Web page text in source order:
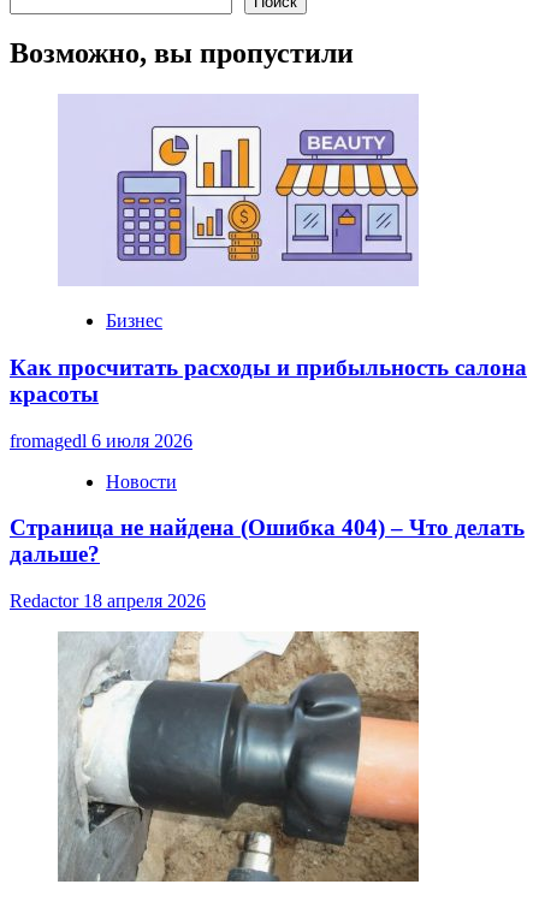
Возможно, вы пропустили
Бизнес
Как просчитать расходы и прибыльность салона
красоты
fromagedl 6 июля 2026
Новости
Страница не найдена (Ошибка 404) – Что делать
дальше?
Redactor 18 апреля 2026